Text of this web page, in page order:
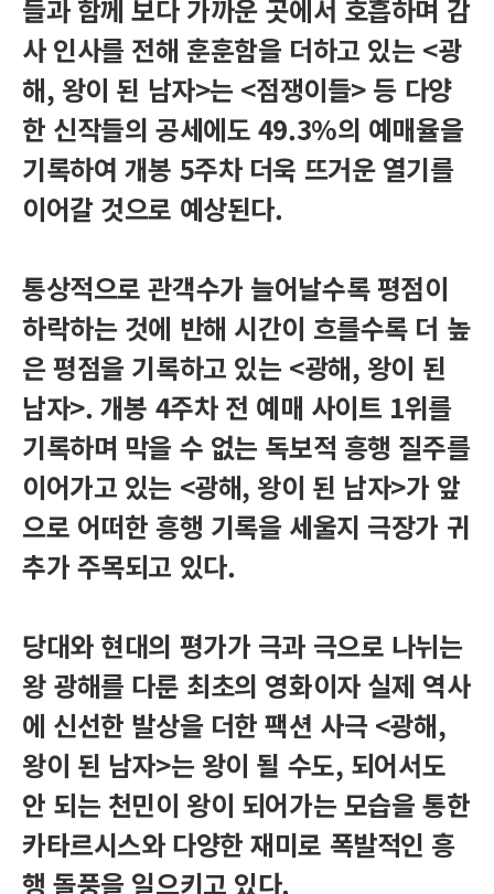
들과 함께 보다 가까운 곳에서 호흡하며 감
사 인사를 전해 훈훈함을 더하고 있는 <광
해, 왕이 된 남자>는 <점쟁이들> 등 다양
한 신작들의 공세에도 49.3%의 예매율을
기록하여 개봉 5주차 더욱 뜨거운 열기를
이어갈 것으로 예상된다.
통상적으로 관객수가 늘어날수록 평점이
하락하는 것에 반해 시간이 흐를수록 더 높
은 평점을 기록하고 있는 <광해, 왕이 된
남자>. 개봉 4주차 전 예매 사이트 1위를
기록하며 막을 수 없는 독보적 흥행 질주를
이어가고 있는 <광해, 왕이 된 남자>가 앞
으로 어떠한 흥행 기록을 세울지 극장가 귀
추가 주목되고 있다.
당대와 현대의 평가가 극과 극으로 나뉘는
왕 광해를 다룬 최초의 영화이자 실제 역사
에 신선한 발상을 더한 팩션 사극 <광해,
왕이 된 남자>는 왕이 될 수도, 되어서도
안 되는 천민이 왕이 되어가는 모습을 통한
카타르시스와 다양한 재미로 폭발적인 흥
행 돌풍을 일으키고 있다.